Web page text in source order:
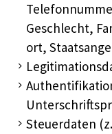
Geschlecht,
ort,
Steuerdaten